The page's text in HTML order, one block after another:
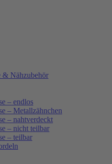
& Nähzubehör
– endlos
– Metallzähnchen
– nahtverdeckt
– nicht teilbar
– teilbar